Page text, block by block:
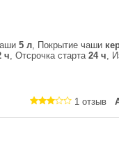
5 л, Покрытие чаши
ч, Отсрочка старта 24 ч,
1 отзыв